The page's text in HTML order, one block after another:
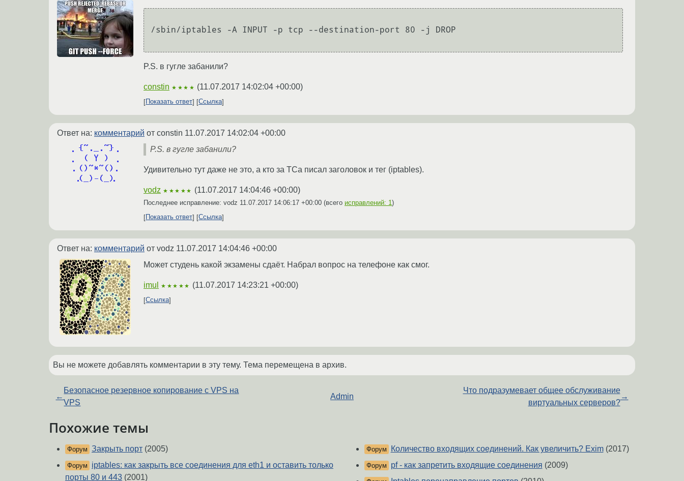
/sbin/iptables -A INPUT -p tcp --destination-port 80 -j DROP
P.S. в гугле забанили?
constin ★★★★ (11.07.2017 14:02:04 +00:00)
Показать ответ Ссылка
Ответ на: комментарий от constin 11.07.2017 14:02:04 +00:00
P.S. в гугле забанили?
Удивительно тут даже не это, а кто за ТСа писал заголовок и тег (iptables).
vodz ★★★★★ (11.07.2017 14:04:46 +00:00)
Последнее исправление: vodz 11.07.2017 14:06:17 +00:00 (всего исправлений: 1 )
Показать ответ
Ссылка
Ответ на: комментарий от vodz 11.07.2017 14:04:46 +00:00
Может студень какой экзамены сдаёт. Набрал вопрос на телефоне как смог.
imul ★★★★★ (11.07.2017 14:23:21 +00:00)
Ссылка
Вы не можете добавлять комментарии в эту тему. Тема перемещена в архив.
←
Безопасное резервное копирование с VPS на
VPS
Admin
Что подразумевает общее обслуживание
виртуальных серверов?
→
Похожие темы
Форум Закрыть порт (2005)
Форум
iptables: как закрыть все соединения для eth1 и оставить только
порты 80 и 443 (2001)
Форум Количество входящих соединений. Как увеличить? Exim(2017)
Форум pf - как запретить входящие соединения (2009)